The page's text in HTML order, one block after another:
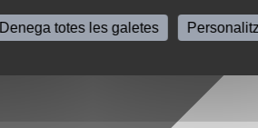
Denega totes les galetes